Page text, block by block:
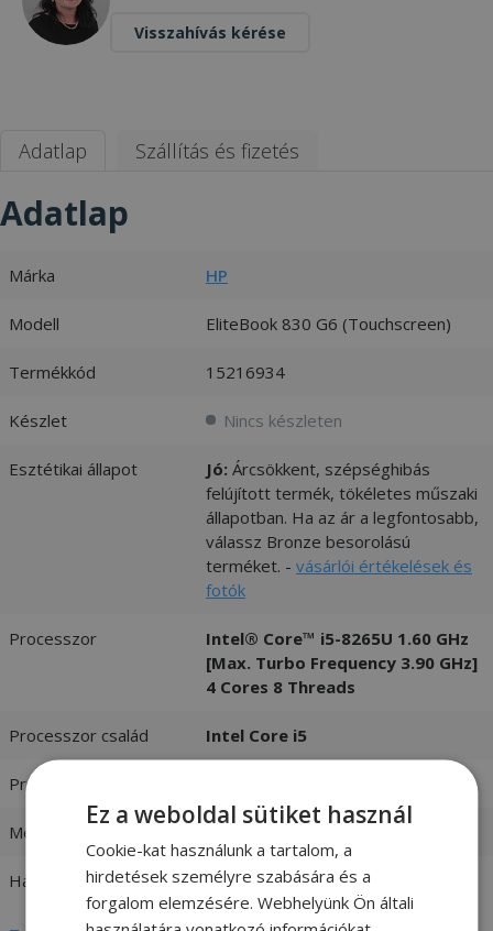
Visszahívás kérése
Adatlap Szállítás és fizetés
Adatlap
Márka HP
Modell EliteBook 830 G6 (Touchscreen)
Termékkód 15216934
Készlet Nincs készleten
Esztétikai állapot Jó: Árcsökkent, szépséghibás
felújított termék, tökéletes műszaki
állapotban. Ha az ár a legfontosabb,
válassz Bronze besorolású
terméket. - vásárlói értékelések és
fotók
Processzor
Intel® Core™ i5-8265U 1.60 GHz
[Max. Turbo Frequency 3.90 GHz]
4 Cores 8 Threads
Processzor család Intel Core i5
Processzor generáció
Memória (RAM)
Háttértár 256GB (M.2) SSD
Ez a weboldal sütiket használ
Cookie-kat használunk a tartalom, a
hirdetések személyre szabására és a
forgalom elemzésére. Webhelyünk Ön általi